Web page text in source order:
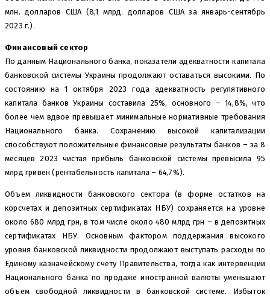
млн. долларов США (8,1 млрд. долларов США за январь-сентябрь
2023 г.).
Финансовый сектор
По данным Национального банка, показатели адекватности капитала
банковской системы Украины продолжают оставаться высокими. По
состоянию на 1 октября 2023 года адекватность регулятивного
капитала банков Украины составила 25%, основного – 14,8%, что
более чем вдвое превышает минимальные нормативные требования
Национального банка. Сохранению высокой капитализации
способствуют положительные финансовые результаты банков – за 8
месяцев 2023 чистая прибыль банковской системы превысила 95
млрд гривен (рентабельность капитала – 64,7%).
Объем ликвидности банковского сектора (в форме остатков на
корсчетах и депозитных сертификатах НБУ) сохраняется на уровне
около 680 млрд грн, в том числе около 480 млрд грн – в депозитных
сертификатах НБУ. Основным фактором поддержания высокого
уровня банковской ликвидности продолжают выступать расходы по
Единому казначейскому счету Правительства, тогда как интервенции
Национального банка по продаже иностранной валюты уменьшают
объем свободной ликвидности в банковской системе. Избыток